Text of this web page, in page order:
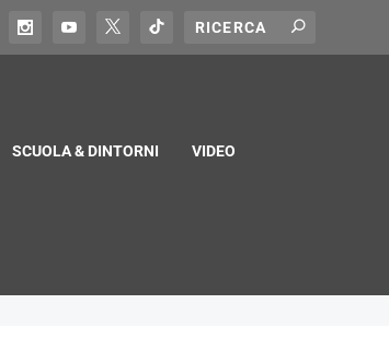
SCUOLA & DINTORNI VIDEO